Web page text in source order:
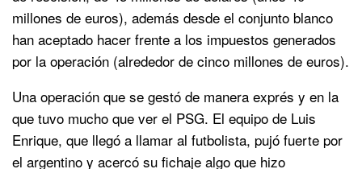
millones de euros), además desde el conjunto blanco
han aceptado hacer frente a los impuestos generados
por la operación (alrededor de cinco millones de euros).
Una operación que se gestó de manera exprés y en la
que tuvo mucho que ver el PSG. El equipo de Luis
Enrique, que llegó a llamar al futbolista, pujó fuerte por
el argentino y acercó su fichaje algo que hizo